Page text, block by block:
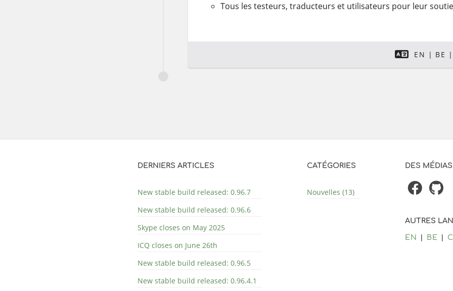
Tous les testeurs, traducteurs et utilisateurs pour leur
EN BE
DERNIERS ARTICLES
New stable build released: 0.96.7
New stable build released: 0.96.6
Skype closes on May 2025
ICQ closes on June 26th
New stable build released: 0.96.5
New stable build released: 0.96.4.1
CATÉGORIES
Nouvelles (13)
DES
AUTRES
EN BE